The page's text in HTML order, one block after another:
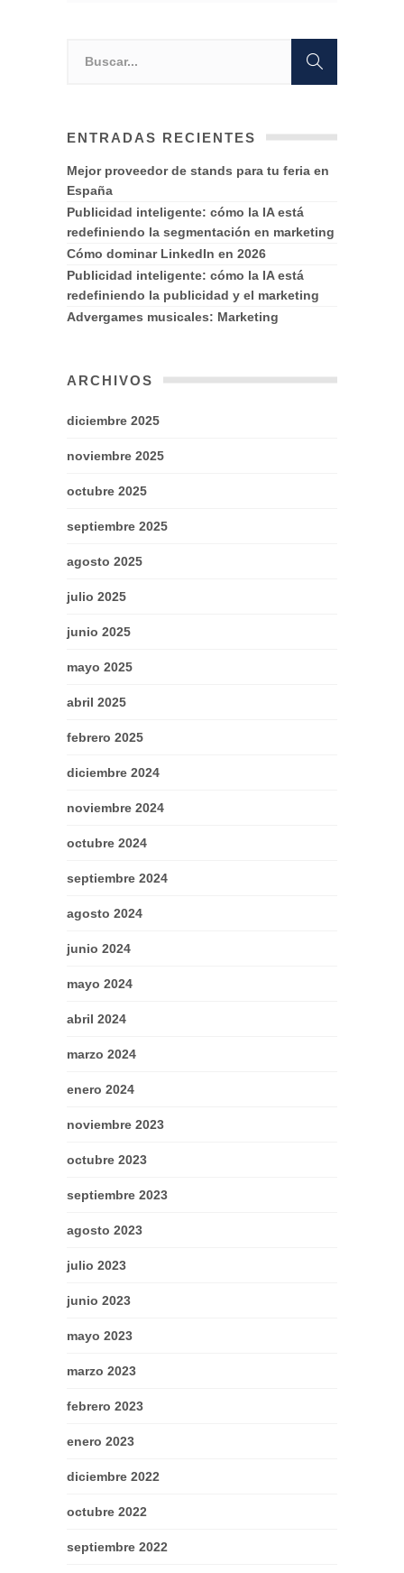
ENTRADAS RECIENTES
Mejor proveedor de stands para tu feria en
España
Publicidad inteligente: cómo la IA está
redefiniendo la segmentación en marketing
Cómo dominar LinkedIn en 2026
Publicidad inteligente: cómo la IA está
redefiniendo la publicidad y el marketing
Advergames musicales: Marketing
ARCHIVOS
diciembre 2025
noviembre 2025
octubre 2025
septiembre 2025
agosto 2025
julio 2025
junio 2025
mayo 2025
abril 2025
febrero 2025
diciembre 2024
noviembre 2024
octubre 2024
septiembre 2024
agosto 2024
junio 2024
mayo 2024
abril 2024
marzo 2024
enero 2024
noviembre 2023
octubre 2023
septiembre 2023
agosto 2023
julio 2023
junio 2023
mayo 2023
marzo 2023
febrero 2023
enero 2023
diciembre 2022
octubre 2022
septiembre 2022